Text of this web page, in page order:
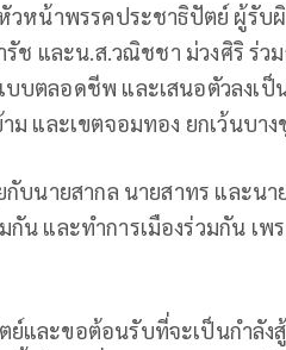
วหน้าพรรคประชาธิปัตย์ ผู้รั
รัช และน.ส.วณิชชา ม่วงศิริ ร่
บตลอดชีพ และเสนอตัวลงเป็
ม และเขตจอมทอง ยกเว้นบา
กับนายสากล นายสาทร และน
กัน และทำการเมืองร่วมกัน เ
และขอต้อนรับที่จะเป็นกำลัง